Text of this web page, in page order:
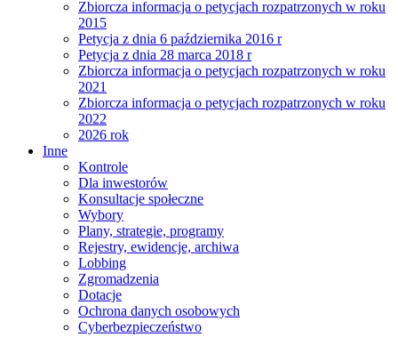
Zbiorcza informacja o petycjach rozpatrzonych w roku
2015
Petycja z dnia 6 października 2016 r
Petycja z dnia 28 marca 2018 r
Zbiorcza informacja o petycjach rozpatrzonych w roku
2021
Zbiorcza informacja o petycjach rozpatrzonych w roku
2022
2026 rok
Inne
Kontrole
Dla inwestorów
Konsultacje społeczne
Wybory
Plany, strategie, programy
Rejestry, ewidencje, archiwa
Lobbing
Zgromadzenia
Dotacje
Ochrona danych osobowych
Cyberbezpieczeństwo